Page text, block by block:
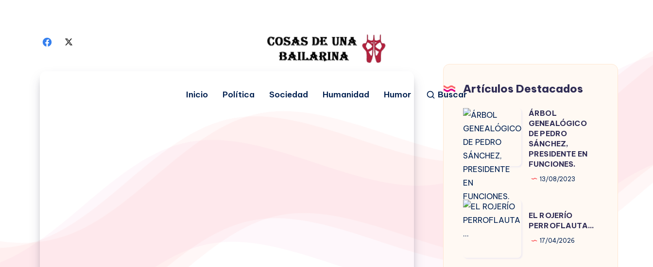
Inicio Política Sociedad Humanidad Humor BuscarArtículos Destacados
ÁRBOL
GENEALÓGICO
DE
PEDRO
SÁNCHEZ,
PRESIDENTE
EN
FUNCIONES.
ÁRBOL
GENEALÓGICO
DE PEDRO
SÁNCHEZ,
PRESIDENTE EN
FUNCIONES.
13/08/2023
EL
ROJERÍO
EL ROJERÍO
PERROFLAUTA…
17/04/2026